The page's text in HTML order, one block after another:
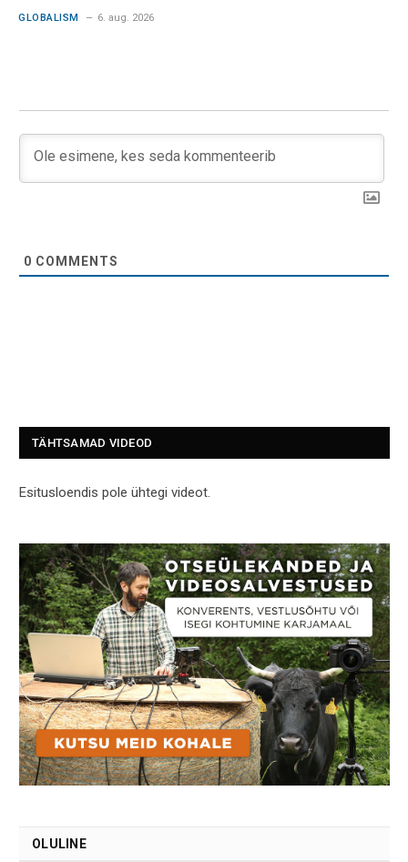
GLOBALISM 6. aug. 2026
0 COMMENTS
TÄHTSAMAD VIDEOD
Esitusloendis pole ühtegi videot.
OLULINE